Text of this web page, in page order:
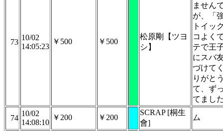
73
10/02
14:05:23
￥500 ￥500
松原剛【ツヨ
シ】
ません
が、「
トイッ
コよく
テで王
にスバ
づけて
りがと
て、ず
てまし
74
10/02
14:08:10
￥200 ￥200
SCRAP [桐生
會]
ム